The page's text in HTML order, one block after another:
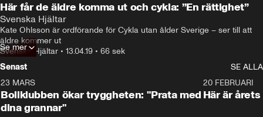
Här får de äldre komma ut och cykla: ”En rättighet”
Svenska Hjältar
Kate Ohlsson är ordförande för Cykla utan ålder Sverige – ser till att
äldre kommer ut
Svenska Hjältar • 13.04.19 • 66 sek
Se mer
Senast
SE ALLA
23 MARS
Bollklubben ökar tryggheten: "Prata med
dina grannar"
20 FEBRUARI
Här är